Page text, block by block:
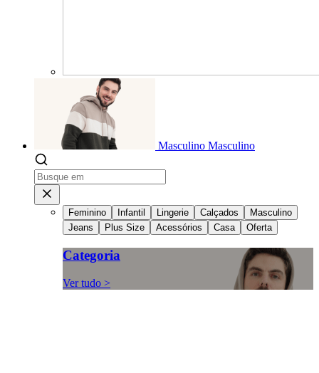
Masculino Masculino
Feminino Infantil Lingerie Calçados
Masculino
Jeans
Plus Size Acessórios Casa Oferta
Categoria
Ver tudo >